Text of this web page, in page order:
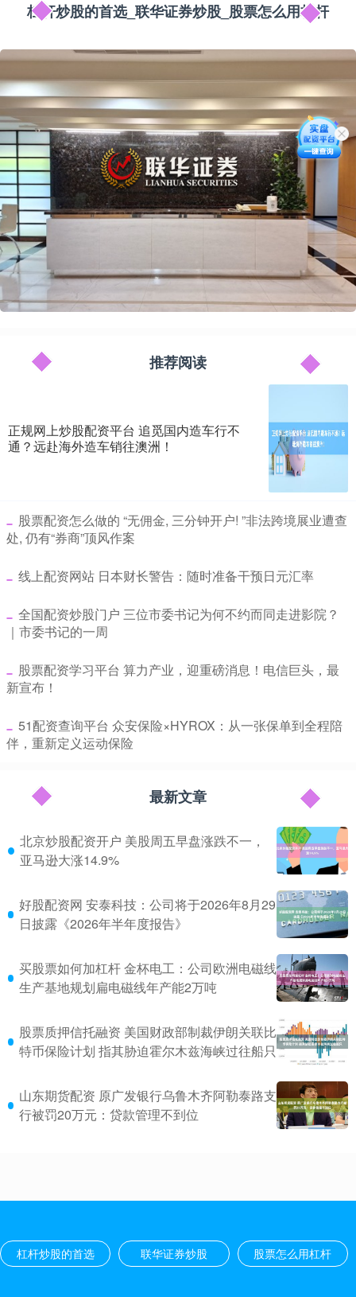
杠杆炒股的首选_联华证券炒股_股票怎么用杠杆
推荐阅读
正规网上炒股配资平台 追觅国内造车行不
通？远赴海外造车销往澳洲！
​股票配资怎么做的 “无佣金, 三分钟开户! ”非法跨境展业遭查
处, 仍有“券商”顶风作案
​线上配资网站 日本财长警告：随时准备干预日元汇率
​全国配资炒股门户 三位市委书记为何不约而同走进影院？
｜市委书记的一周
​股票配资学习平台 算力产业，迎重磅消息！电信巨头，最
新宣布！
​51配资查询平台 众安保险×HYROX：从一张保单到全程陪
伴，重新定义运动保险
最新文章
北京炒股配资开户 美股周五早盘涨跌不一，
亚马逊大涨14.9%
好股配资网 安泰科技：公司将于2026年8月29
日披露《2026年半年度报告》
买股票如何加杠杆 金杯电工：公司欧洲电磁线
生产基地规划扁电磁线年产能2万吨
股票质押信托融资 美国财政部制裁伊朗关联比
特币保险计划 指其胁迫霍尔木兹海峡过往船只
山东期货配资 原广发银行乌鲁木齐阿勒泰路支
行被罚20万元：贷款管理不到位
杠杆炒股的首选 联华证券炒股 股票怎么用杠杆